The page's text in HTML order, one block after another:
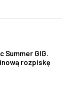
Summer GIG.
rozpiskę